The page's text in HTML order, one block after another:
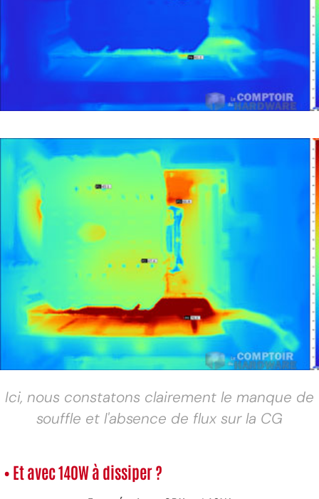
Ici, nous constatons clairement le manque de
souffle et l'absence de flux sur la CG
• Et avec 140W à dissiper ?